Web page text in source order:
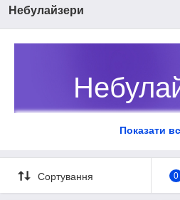
Небулайзери
Портативні
In My Smart —
сайті, у
Показати
Сортування 0